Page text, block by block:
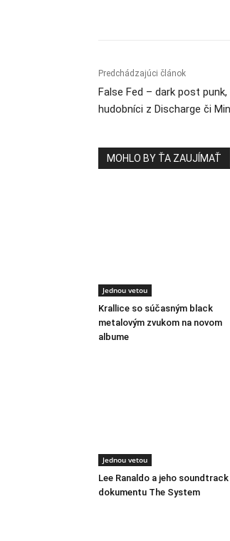
Predchádzajúci článok
False Fed – dark post
hudobníci z Discharge či
MOHLO BY ŤA ZAUJÍMAŤ
Jednou vetou
Krallice so súčasným black
metalovým zvukom na novom
albume
Jednou vetou
Lee Ranaldo a jeho
dokumentu The System